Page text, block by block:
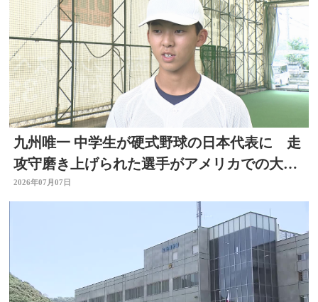
九州唯一 中学生が硬式野球の日本代表に 走
攻守磨き上げられた選手がアメリカでの大会
出場へ 大分
2026年07月07日